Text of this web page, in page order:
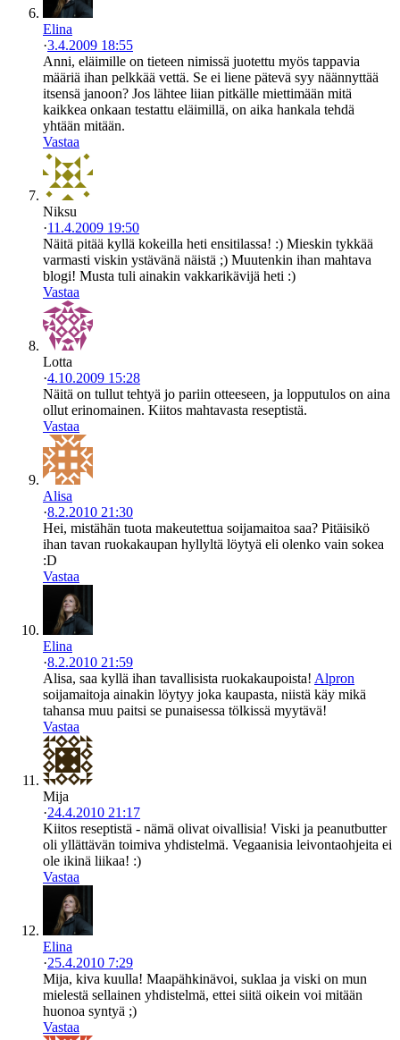
Elina
·3.4.2009 18:55
Anni, eläimille on tieteen nimissä juotettu myös tappavia
määriä ihan pelkkää vettä. Se ei liene pätevä syy näännyttää
itsensä janoon? Jos lähtee liian pitkälle miettimään mitä
kaikkea onkaan testattu eläimillä, on aika hankala tehdä
yhtään mitään.
Vastaa
Niksu
·11.4.2009 19:50
Näitä pitää kyllä kokeilla heti ensitilassa! :) Mieskin tykkää
varmasti viskin ystävänä näistä ;) Muutenkin ihan mahtava
blogi! Musta tuli ainakin vakkarikävijä heti :)
Vastaa
Lotta
·4.10.2009 15:28
Näitä on tullut tehtyä jo pariin otteeseen, ja lopputulos on aina
ollut erinomainen. Kiitos mahtavasta reseptistä.
Vastaa
Alisa
·8.2.2010 21:30
Hei, mistähän tuota makeutettua soijamaitoa saa? Pitäisikö
ihan tavan ruokakaupan hyllyltä löytyä eli olenko vain sokea
:D
Vastaa
Elina
·8.2.2010 21:59
Alisa, saa kyllä ihan tavallisista ruokakaupoista! Alpron
soijamaitoja ainakin löytyy joka kaupasta, niistä käy mikä
tahansa muu paitsi se punaisessa tölkissä myytävä!
Vastaa
Mija
·24.4.2010 21:17
Kiitos reseptistä - nämä olivat oivallisia! Viski ja peanutbutter
oli yllättävän toimiva yhdistelmä. Vegaanisia leivontaohjeita ei
ole ikinä liikaa! :)
Vastaa
Elina
·25.4.2010 7:29
Mija, kiva kuulla! Maapähkinävoi, suklaa ja viski on mun
mielestä sellainen yhdistelmä, ettei siitä oikein voi mitään
huonoa syntyä ;)
Vastaa